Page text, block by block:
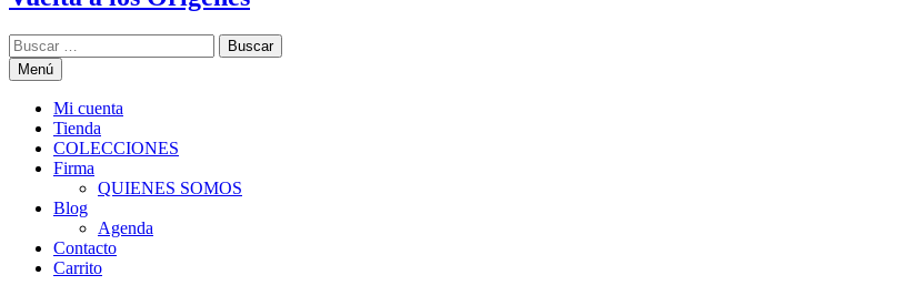
Buscar:
Menú
Mi cuenta
Tienda
COLECCIONES
Firma
QUIENES SOMOS
Blog
Agenda
Contacto
Carrito